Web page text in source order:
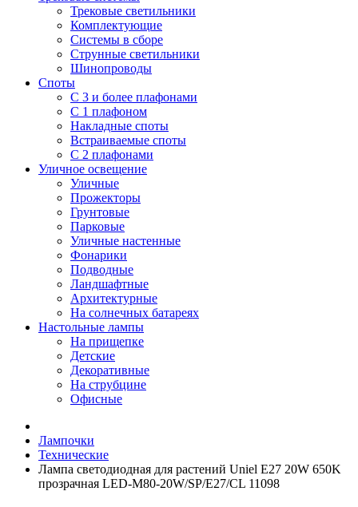
Трековые светильники
Комплектующие
Системы в сборе
Струнные светильники
Шинопроводы
Споты
С 3 и более плафонами
С 1 плафоном
Накладные споты
Встраиваемые споты
С 2 плафонами
Уличное освещение
Уличные
Прожекторы
Грунтовые
Парковые
Уличные настенные
Фонарики
Подводные
Ландшафтные
Архитектурные
На солнечных батареях
Настольные лампы
На прищепке
Детские
Декоративные
На струбцине
Офисные
Лампочки
Технические
Лампа светодиодная для растений Uniel E27 20W 650K
прозрачная LED-M80-20W/SP/E27/CL 11098